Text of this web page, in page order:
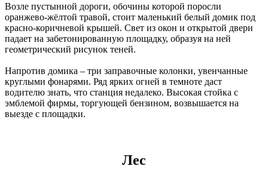
Возле пустынной дороги, обочины которой поросли
оранжево-жёлтой травой, стоит маленький белый домик под
красно-коричневой крышей. Свет из окон и открытой двери
падает на забетонированную площадку, образуя на ней
геометрический рисунок теней.
Напротив домика – три заправочные колонки, увенчанные
круглыми фонарями. Ряд ярких огней в темноте даст
водителю знать, что станция недалеко. Высокая стойка с
эмблемой фирмы, торгующей бензином, возвышается на
выезде с площадки.
Лес